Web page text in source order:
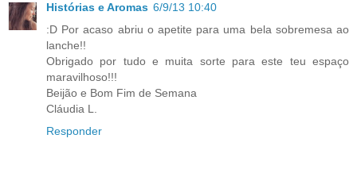
Histórias e Aromas 6/9/13 10:40
:D Por acaso abriu o apetite para uma bela sobremesa ao
lanche!!
Obrigado por tudo e muita sorte para este teu espaço
maravilhoso!!!
Beijão e Bom Fim de Semana
Cláudia L.
Responder